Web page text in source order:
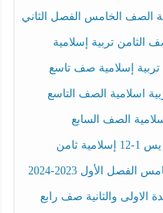
الصف الخامس الفصل الثاني
تربية إسلامية
إسلامية صف تاسع
الصف السابع
الأول 2023-2024
الاولى والثانية صف رابع